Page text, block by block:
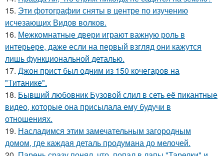
15. Эти фотографии сняты в центре по изучению
исчезающих Видов волков.
16. Межкомнатные двери играют важную роль в
интерьере, даже если на первый взгляд они кажутся
лишь функциональной деталью.
17. Джон прист был одним из 150 кочегаров на
"Титанике".
18. Бывший любовник Бузовой слил в сеть её пикантные
видео, которые она присылала ему будучи в
отношениях.
19. Насладимся этим замечательным загородным
домом, где каждая деталь продумана до мелочей.